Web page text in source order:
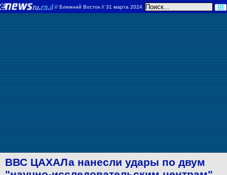
// Ближний Восток // 31 марта 2024
ВВС ЦАХАЛа нанесли удары по двум